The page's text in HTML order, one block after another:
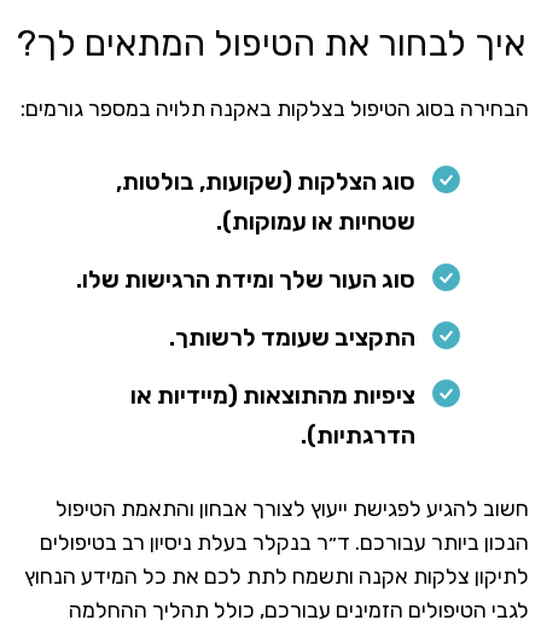
איך לבחור את הטיפול המתאים לך?
הבחירה בסוג הטיפול בצלקות באקנה תלויה במספר גורמים:
סוג הצלקות (שקועות, בולטות,
שטחיות או עמוקות).
סוג העור שלך ומידת הרגישות שלו.
התקציב שעומד לרשותך.
ציפיות מהתוצאות (מיידיות או
הדרגתיות).
חשוב להגיע לפגישת ייעוץ לצורך אבחון והתאמת הטיפול
הנכון ביותר עבורכם. ד״ר בנקלר בעלת ניסיון רב בטיפולים
לתיקון צלקות אקנה ותשמח לתת לכם את כל המידע הנחוץ
לגבי הטיפולים הזמינים עבורכם, כולל תהליך ההחלמה